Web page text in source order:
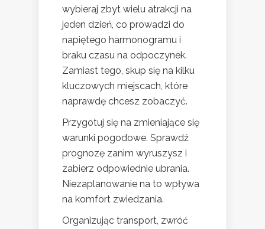
wybieraj zbyt wielu atrakcji na
jeden dzień, co prowadzi do
napiętego harmonogramu i
braku czasu na odpoczynek.
Zamiast tego, skup się na kilku
kluczowych miejscach, które
naprawdę chcesz zobaczyć.
Przygotuj się na zmieniające się
warunki pogodowe. Sprawdź
prognozę zanim wyruszysz i
zabierz odpowiednie ubrania.
Niezaplanowanie na to wpływa
na komfort zwiedzania.
Organizując transport, zwróć